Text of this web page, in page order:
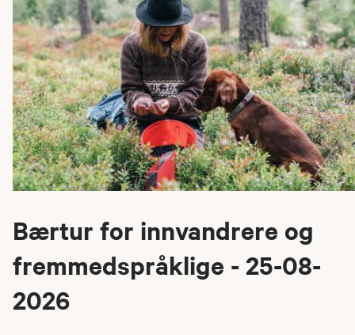
Bærtur for innvandrere og
fremmedspråklige - 25-08-
2026